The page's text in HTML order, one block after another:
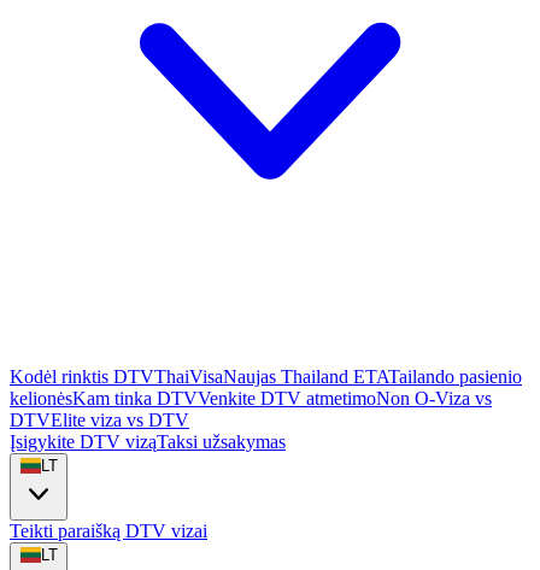
Kodėl rinktis DTVThaiVisaNaujas Thailand ETATailando pasienio
kelionėsKam tinka DTVVenkite DTV atmetimoNon O-Viza vs
DTVElite viza vs DTV
Įsigykite DTV viząTaksi užsakymas
LT
Teikti paraišką DTV vizai
LT